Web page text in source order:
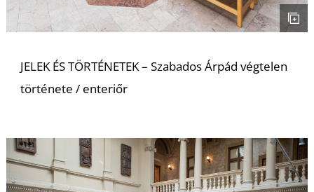
JELEK ÉS TÖRTÉNETEK – Szabados Árpád végtelen
története / enteriőr